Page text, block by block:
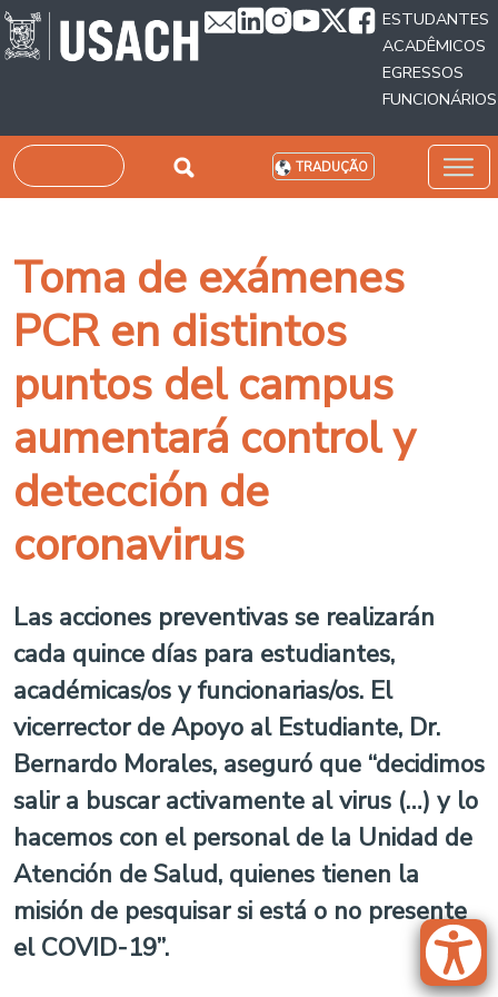
Passar para o conteúdo principal
ESTUDANTES
ACADÊMICOS
EGRESSOS
FUNCIONÁRIOS
Pesquisar TRADUÇÃO
Toma de exámenes
PCR en distintos
puntos del campus
aumentará control y
detección de
coronavirus
Las acciones preventivas se realizarán
cada quince días para estudiantes,
académicas/os y funcionarias/os. El
vicerrector de Apoyo al Estudiante, Dr.
Bernardo Morales, aseguró que “decidimos
salir a buscar activamente al virus (…) y lo
hacemos con el personal de la Unidad de
Atención de Salud, quienes tienen la
misión de pesquisar si está o no presente
el COVID-19”.